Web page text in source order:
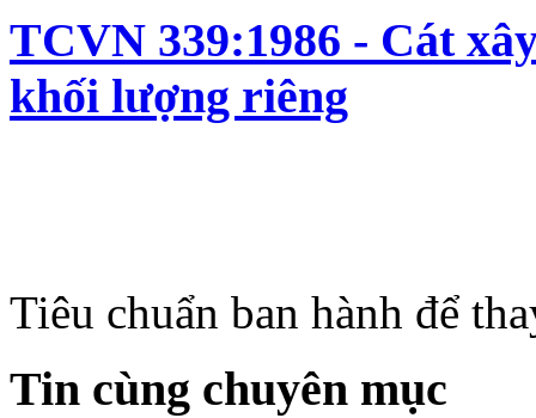
TCVN 339:1986 - Cát
khối lượng riêng
Tiêu chuẩn ban hành để
Tin cùng chuyên mục